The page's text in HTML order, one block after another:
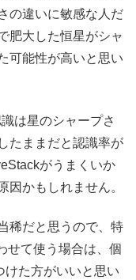
の違いに敏感な人だ
肥大した恒星がシャ
可能性が高いと思い
は星のシャープさ
たままだと認識率が
がうまくいか
因かもしれません。
稀だと思うので、特
せて使う場合は、個
けた方がいいと思い